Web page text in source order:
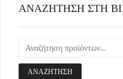
ΑΝΑΖΗΤΗΣΗ ΣΤΗ
ΑΝΑΖΉΤΗΣΗ